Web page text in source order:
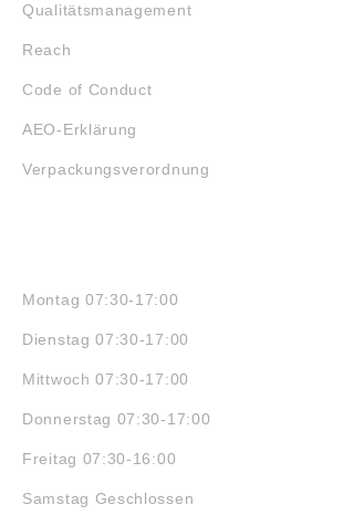
Qualitätsmanagement
Reach
Code of Conduct
AEO-Erklärung
Verpackungsverordnung
Montag 07:30-17:00
Dienstag 07:30-17:00
Mittwoch 07:30-17:00
Donnerstag 07:30-17:00
Freitag 07:30-16:00
Samstag Geschlossen